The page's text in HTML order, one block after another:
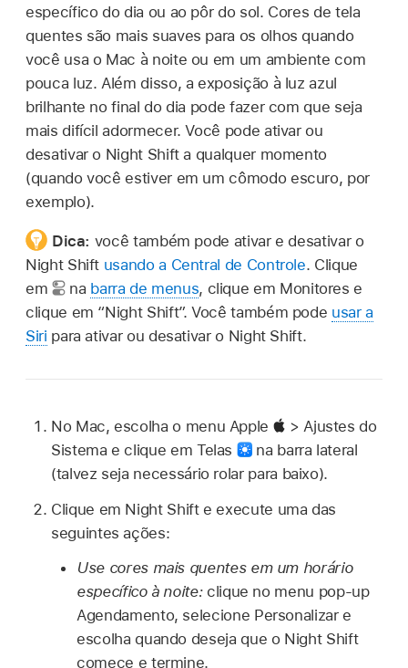
específico do dia ou ao pôr do sol. Cores de tela
quentes são mais suaves para os olhos quando
você usa o Mac à noite ou em um ambiente com
pouca luz. Além disso, a exposição à luz azul
brilhante no final do dia pode fazer com que seja
mais difícil adormecer. Você pode ativar ou
desativar o Night Shift a qualquer momento
(quando você estiver em um cômodo escuro, por
exemplo).
Dica: você também pode ativar e desativar o
Night Shift usando a Central de Controle. Clique
em
na barra de menus, clique em Monitores e
clique em “Night Shift”. Você também pode usar a
Siri para ativar ou desativar o Night Shift.
No Mac, escolha o menu Apple
> Ajustes do
Sistema e clique em Telas
na barra lateral
(talvez seja necessário rolar para baixo).
Clique em Night Shift e execute uma das
seguintes ações:
Use cores mais quentes em um horário
específico à noite:clique no menu pop-up
Agendamento, selecione Personalizar e
escolha quando deseja que o Night Shift
comece e termine.